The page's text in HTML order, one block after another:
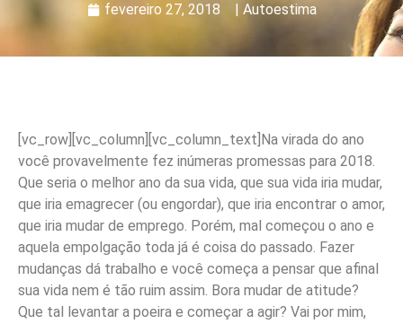
fevereiro 27, 2018 | Autoestima
[vc_row][vc_column][vc_column_text] Na virada do ano
você provavelmente fez inúmeras promessas para 2018.
Que seria o melhor ano da sua vida, que sua vida iria mudar,
que iria emagrecer (ou engordar), que iria encontrar o amor,
que iria mudar de emprego. Porém, mal começou o ano e
aquela empolgação toda já é coisa do passado. Fazer
mudanças dá trabalho e você começa a pensar que afinal
sua vida nem é tão ruim assim. Bora mudar de atitude?
Que tal levantar a poeira e começar a agir? Vai por mim,